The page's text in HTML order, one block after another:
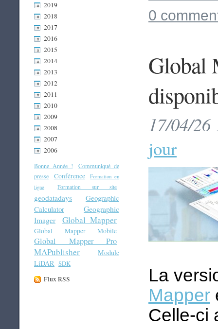
2019
2018
2017
2016
2015
2014
2013
2012
2011
2010
2009
2008
2007
2006
Bonne Année !
Communiqué de
presse
Conférence
Formation en
ligne
Formation sur site
geodatadays
Geographic
Calculator
Geographic
Imager
Global Mapper
Global Mapper Mobile
Global Mapper Pro
MAPublisher
Module
LiDAR SDK
Flux RSS
0
Global
17/04/
jour
La
Mapper
Celle-ci